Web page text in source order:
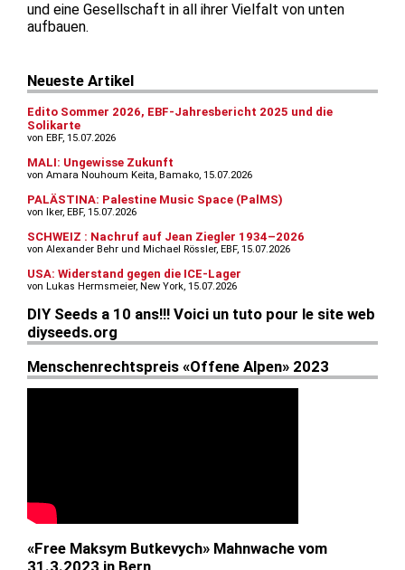
und eine Gesellschaft in all ihrer Vielfalt von unten
aufbauen.